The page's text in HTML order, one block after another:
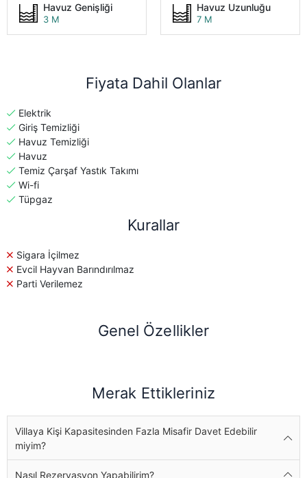
Havuz Genişliği
3 M
Havuz Uzunluğu
7 M
Fiyata Dahil Olanlar
Elektrik
Giriş Temizliği
Havuz Temizliği
Havuz
Temiz Çarşaf Yastık Takımı
Wi-fi
Tüpgaz
Kurallar
Sigara İçilmez
Evcil Hayvan Barındırılmaz
Parti Verilemez
Genel Özellikler
Merak Ettikleriniz
Villaya Kişi Kapasitesinden Fazla Misafir Davet Edebilir
miyim?
Nasıl Rezervasyon Yapabilirim?